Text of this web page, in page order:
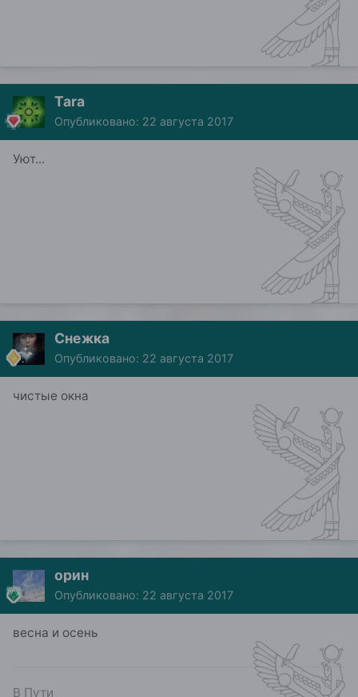
Tara
Опубликовано: 22 августа 2017
Уют...
Снежка
Опубликовано: 22 августа 2017
чистые окна
орин
Опубликовано: 22 августа 2017
весна и осень
В Пути